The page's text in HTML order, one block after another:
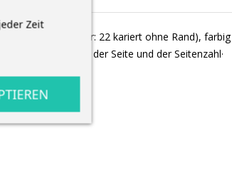
A4 · Lineatur: 22 kariert ohne Rand), farbig
des Datums, der Seite und der Seitenzahl·
Zeit